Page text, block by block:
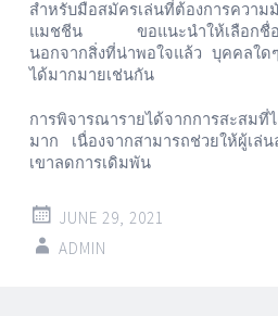
สำหรับมือสมัครเล่นที่ต้องการความ
แมชชีน
ขอแนะนำให้เลือกชื่
นอกจากสิ่งที่น่าพอใจแล้ว
บุคคลใดๆ
ได้มากมายเช่นกัน
การพิจารณารายได้จากการสะสมที่
มาก
เนื่องจากสามารถช่วยให้ผู้เล่
เขาลดการเดิมพัน
JUNE 29, 2021
ADMIN